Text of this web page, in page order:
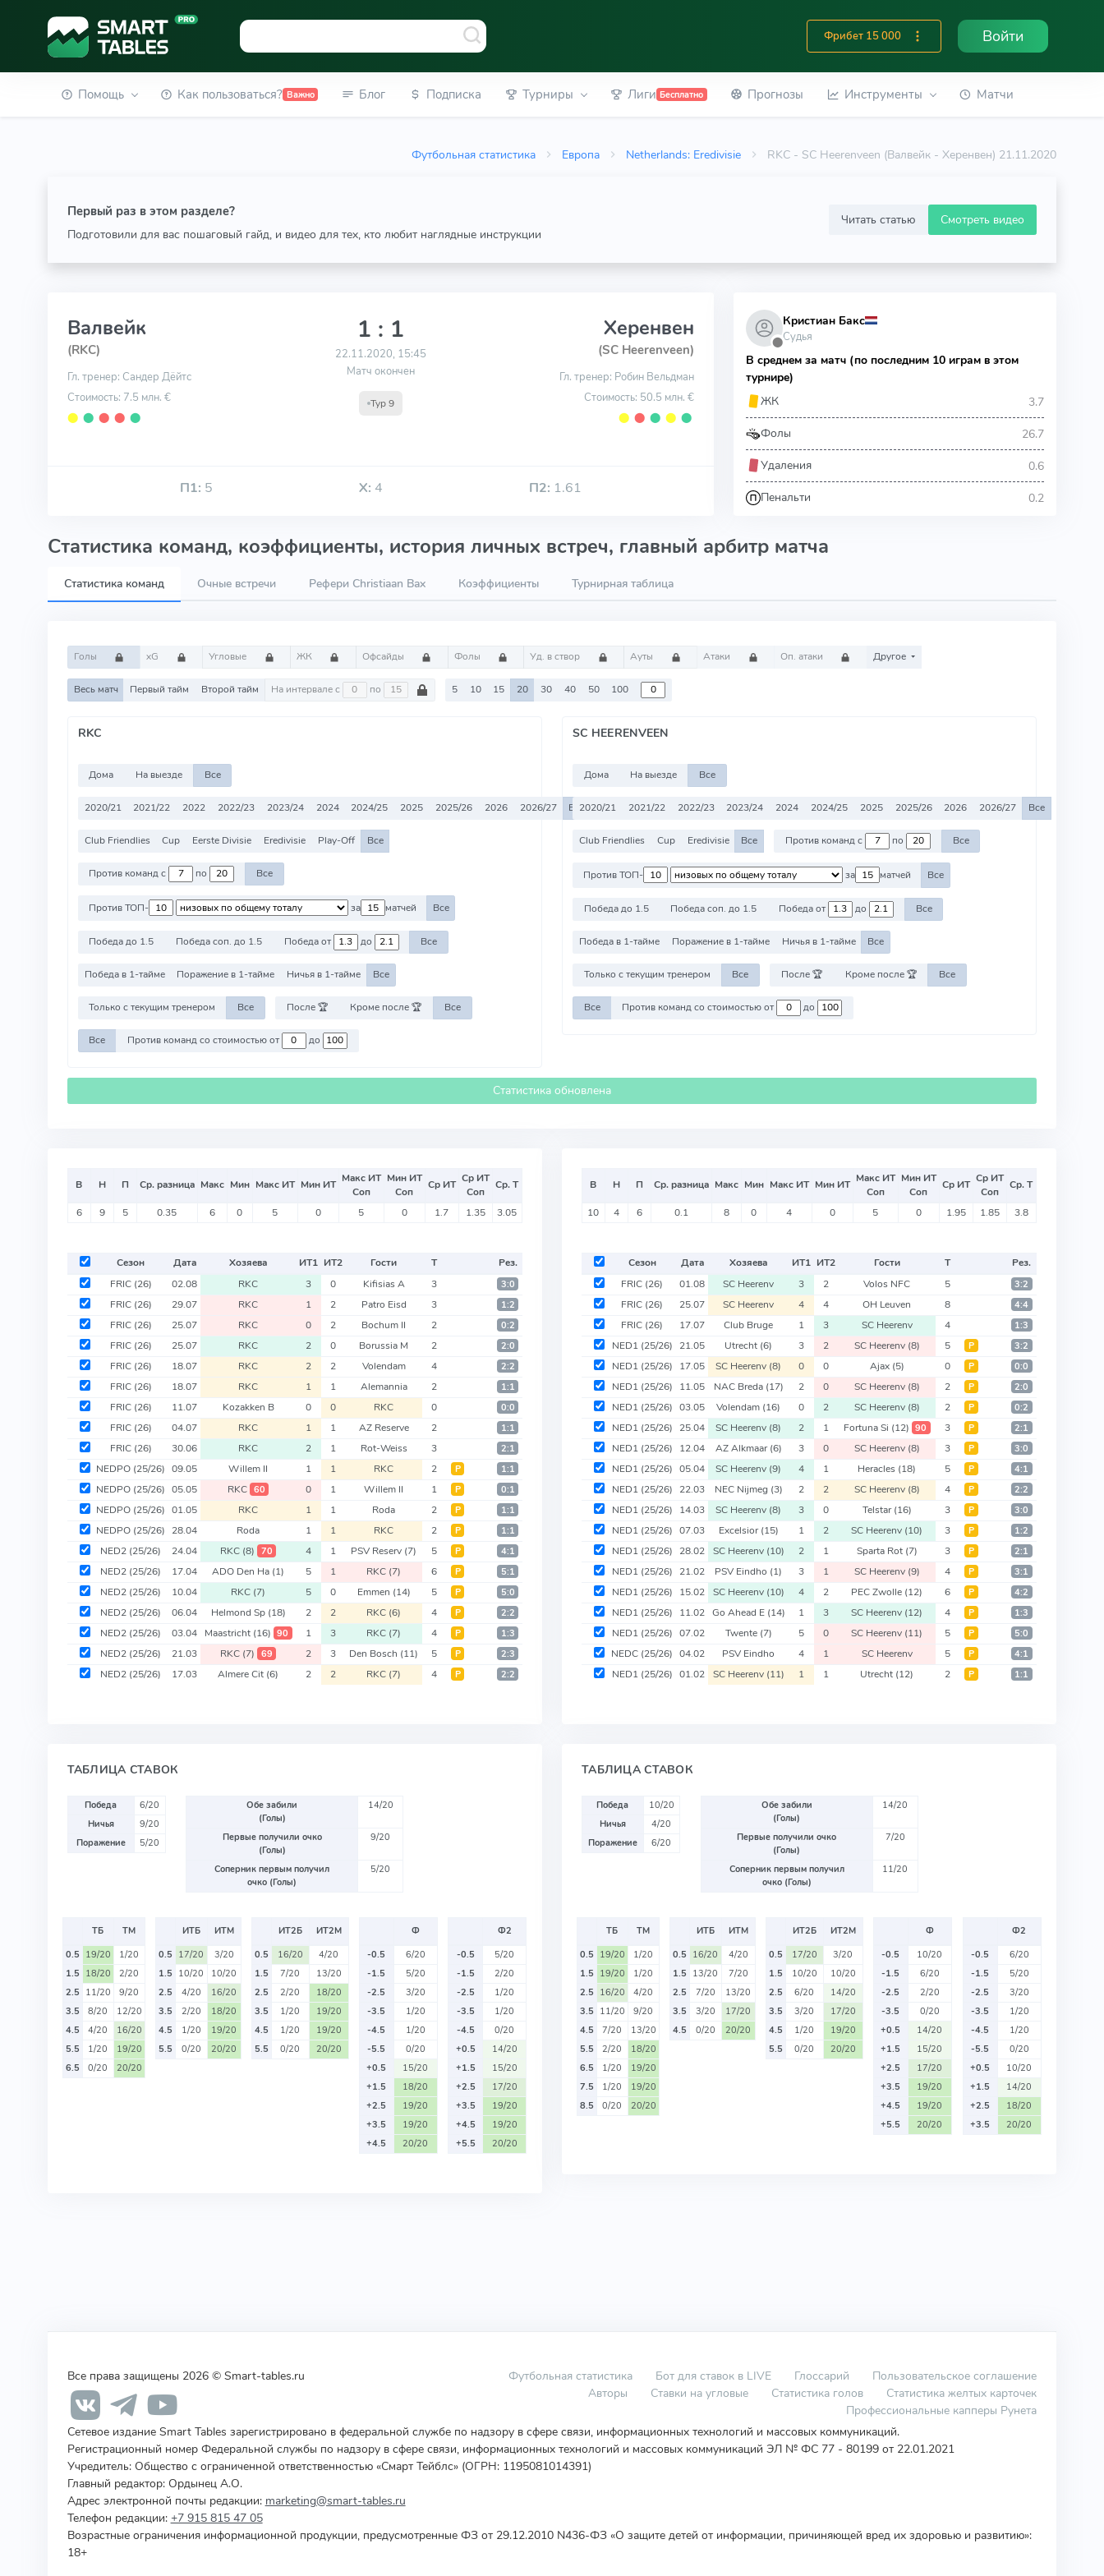
Фрибет 15 000 Войти
Помощь Как пользоваться? Важно Блог Подписка Турниры Лиги Бесплатно Прогнозы Инструменты Матчи
Футбольная статистика Европа Netherlands: Eredivisie RKC - SC Heerenveen (Валвейк - Херенвен) 21.11.2020
Первый раз в этом разделе?
Подготовили для вас пошаговый гайд, и видео для тех, кто любит наглядные инструкции
Читать статью Смотреть видео
Валвейк
(RKC)
Гл. тренер: Сандер Дёйтс
Стоимость: 7.5 млн. €
⬤ ⬤ ⬤ ⬤ ⬤
1 : 1
22.11.2020, 15:45
Матч окончен
Тур 9
Херенвен
(SC Heerenveen)
Гл. тренер: Робин Вельдман
Стоимость: 50.5 млн. €
⬤ ⬤ ⬤ ⬤ ⬤
П1: 5 Х: 4 П2: 1.61
⬤
Кристиан Бакс
Судья
В среднем за матч (по последним 10 играм в этом
турнире)
ЖК
3.7
Фолы 26.7
Удаления 0.6
Пенальти 0.2
Статистика команд, коэффициенты, история личных встреч, главный арбитр матча
Статистика команд Очные встречи Рефери Christiaan Bax Коэффициенты Турнирная таблица
Голы xG Угловые ЖК Офсайды Фолы Уд. в створ Ауты Атаки Оп. атаки Другое
Весь матч Первый тайм Второй тайм На интервале с по 5 10 15 20 30 40 50 100
RKC
Дома На выезде Все
2020/21 2021/22 2022 2022/23 2023/24 2024 2024/25 2025 2025/26 2026 2026/27 Все
Club Friendlies Cup Eerste Divisie Eredivisie Play-Off Все
Против команд с по Все
Против ТОП- за матчей Все
Победа до 1.5 Победа соп. до 1.5 Победа от до Все
Победа в 1-тайме Поражение в 1-тайме Ничья в 1-тайме Все
Только с текущим тренером Все После 🏆 Кроме после 🏆 Все
Все Против команд со стоимостью от до
SC HEERENVEEN
Дома На выезде Все
2020/21 2021/22 2022/23 2023/24 2024 2024/25 2025 2025/26 2026 2026/27 Все
Club Friendlies Cup Eredivisie Все Против команд с по Все
Против ТОП- за матчей Все
Победа до 1.5 Победа соп. до 1.5 Победа от до Все
Победа в 1-тайме Поражение в 1-тайме Ничья в 1-тайме Все
Только с текущим тренером Все После 🏆 Кроме после 🏆 Все
Все Против команд со стоимостью от до
Статистика обновлена
В Н П Ср. разница Макс Мин Макс ИТ Мин ИТ Макс ИТ
Соп
Мин ИТ
Соп
Ср ИТ Ср ИТ
Соп
Ср. Т
6 9 5 0.35 6 0 5 0 5 0 1.7 1.35 3.05
Сезон Дата Хозяева ИТ1 ИТ2 Гости Т
Рез.
FRIC (26) 02.08 RKC 3 0 Kifisias A 3 3:0
FRIC (26) 29.07 RKC 1 2 Patro Eisd 3 1:2
FRIC (26) 25.07 RKC 0 2 Bochum II 2 0:2
FRIC (26) 25.07 RKC 2 0 Borussia M 2 2:0
FRIC (26) 18.07 RKC 2 2 Volendam 4 2:2
FRIC (26) 18.07 RKC 1 1 Alemannia 2 1:1
FRIC (26) 11.07 Kozakken B 0 0 RKC 0 0:0
FRIC (26) 04.07 RKC 1 1 AZ Reserve 2 1:1
FRIC (26) 30.06 RKC 2 1 Rot-Weiss 3 2:1
NEDPO (25/26) 09.05 Willem II 1 1 RKC 2 Р 1:1
NEDPO (25/26) 05.05 RKC 60 0 1 Willem II 1 Р 0:1
NEDPO (25/26) 01.05 RKC 1 1 Roda 2 Р 1:1
NEDPO (25/26) 28.04 Roda 1 1 RKC 2 Р 1:1
NED2 (25/26) 24.04 RKC (8) 70 4 1 PSV Reserv (7) 5 Р 4:1
NED2 (25/26) 17.04 ADO Den Ha (1) 5 1 RKC (7) 6 Р 5:1
NED2 (25/26) 10.04 RKC (7) 5 0 Emmen (14) 5 Р 5:0
NED2 (25/26) 06.04 Helmond Sp (18) 2 2 RKC (6) 4 Р 2:2
NED2 (25/26) 03.04 Maastricht (16) 90 1 3 RKC (7) 4 Р 1:3
NED2 (25/26) 21.03 RKC (7) 69 2 3 Den Bosch (11) 5 Р 2:3
NED2 (25/26) 17.03 Almere Cit (6) 2 2 RKC (7) 4 Р 2:2
ТАБЛИЦА СТАВОК
Победа
6/20
Ничья
9/20
Поражение
5/20
Обе забили
(Голы)
14/20
Первые получили очко
(Голы)
9/20
Соперник первым получил
очко (Голы)
5/20
ТБ
ТМ
0.5 19/20
1/20
1.5 18/20
2/20
2.5 11/20
9/20
3.5
8/20
12/20
4.5
4/20
16/20
5.5
1/20
19/20
6.5
0/20 20/20
ИТБ
ИТМ
0.5 17/20
3/20
1.5 10/20
10/20
2.5
4/20
16/20
3.5
2/20
18/20
4.5
1/20
19/20
5.5
0/20 20/20
ИТ2Б
ИТ2М
0.5
16/20
4/20
1.5
7/20
13/20
2.5
2/20
18/20
3.5
1/20
19/20
4.5
1/20
19/20
5.5
0/20 20/20
Ф
-0.5
6/20
-1.5
5/20
-2.5
3/20
-3.5
1/20
-4.5
1/20
-5.5
0/20
+0.5
15/20
+1.5
18/20
+2.5
19/20
+3.5
19/20
+4.5
20/20
Ф2
-0.5
5/20
-1.5
2/20
-2.5
1/20
-3.5
1/20
-4.5
0/20
+0.5
14/20
+1.5
15/20
+2.5
17/20
+3.5
19/20
+4.5
19/20
+5.5
20/20
В Н П Ср. разница Макс Мин Макс ИТ Мин ИТ Макс ИТ
Соп
Мин ИТ
Соп
Ср ИТ Ср ИТ
Соп
Ср. Т
10 4 6 0.1 8 0 4 0 5 0 1.95 1.85 3.8
Сезон Дата Хозяева ИТ1 ИТ2 Гости Т
Рез.
FRIC (26) 01.08 SC Heerenv 3 2 Volos NFC 5 3:2
FRIC (26) 25.07 SC Heerenv 4 4 OH Leuven 8 4:4
FRIC (26) 17.07 Club Bruge 1 3 SC Heerenv 4 1:3
NED1 (25/26) 21.05 Utrecht (6) 3 2 SC Heerenv (8) 5 Р 3:2
NED1 (25/26) 17.05 SC Heerenv (8) 0 0 Ajax (5) 0 Р 0:0
NED1 (25/26) 11.05 NAC Breda (17) 2 0 SC Heerenv (8) 2 Р 2:0
NED1 (25/26) 03.05 Volendam (16) 0 2 SC Heerenv (8) 2 Р 0:2
NED1 (25/26) 25.04 SC Heerenv (8) 2 1 Fortuna Si (12) 90 3 Р 2:1
NED1 (25/26) 12.04 AZ Alkmaar(6) 3 0 SC Heerenv (8) 3 Р 3:0
NED1 (25/26) 05.04 SC Heerenv (9) 4 1 Heracles (18) 5 Р 4:1
NED1 (25/26) 22.03 NEC Nijmeg (3) 2 2 SC Heerenv (8) 4 Р 2:2
NED1 (25/26) 14.03 SC Heerenv (8) 3 0 Telstar(16) 3 Р 3:0
NED1 (25/26) 07.03 Excelsior(15) 1 2 SC Heerenv (10) 3 Р 1:2
NED1 (25/26) 28.02 SC Heerenv (10) 2 1 Sparta Rot (7) 3 Р 2:1
NED1 (25/26) 21.02 PSV Eindho (1) 3 1 SC Heerenv (9) 4 Р 3:1
NED1 (25/26) 15.02 SC Heerenv (10) 4 2 PEC Zwolle (12) 6 Р 4:2
NED1 (25/26) 11.02 Go Ahead E (14) 1 3 SC Heerenv (12) 4 Р 1:3
NED1 (25/26) 07.02 Twente (7) 5 0 SC Heerenv (11) 5 Р 5:0
NEDC (25/26) 04.02 PSV Eindho 4 1 SC Heerenv 5 Р 4:1
NED1 (25/26) 01.02 SC Heerenv (11) 1 1 Utrecht (12) 2 Р 1:1
ТАБЛИЦА СТАВОК
Победа
10/20
Ничья
4/20
Поражение
6/20
Обе забили
(Голы)
14/20
Первые получили очко
(Голы)
7/20
Соперник первым получил
очко (Голы)
11/20
ТБ
ТМ
0.5 19/20
1/20
1.5 19/20
1/20
2.5 16/20
4/20
3.5 11/20
9/20
4.5
7/20
13/20
5.5
2/20
18/20
6.5
1/20
19/20
7.5
1/20
19/20
8.5
0/20 20/20
ИТБ
ИТМ
0.5 16/20
4/20
1.5 13/20
7/20
2.5
7/20
13/20
3.5
3/20
17/20
4.5
0/20 20/20
ИТ2Б
ИТ2М
0.5
17/20
3/20
1.5
10/20
10/20
2.5
6/20
14/20
3.5
3/20
17/20
4.5
1/20
19/20
5.5
0/20 20/20
Ф
-0.5
10/20
-1.5
6/20
-2.5
2/20
-3.5
0/20
+0.5
14/20
+1.5
15/20
+2.5
17/20
+3.5
19/20
+4.5
19/20
+5.5
20/20
Ф2
-0.5
6/20
-1.5
5/20
-2.5
3/20
-3.5
1/20
-4.5
1/20
-5.5
0/20
+0.5
10/20
+1.5
14/20
+2.5
18/20
+3.5
20/20
Все права защищены 2026 © Smart-tables.ru Футбольная статистика Бот для ставок в LIVE Глоссарий
Пользовательское соглашение
Авторы
Ставки на угловые Статистика голов
Статистика желтых карточек
Профессиональные капперы Рунета
Сетевое издание Smart Tables зарегистрировано в федеральной службе по надзору в сфере связи, информационных технологий и массовых коммуникаций.
Регистрационный номер Федеральной службы по надзору в сфере связи, информационных технологий и массовых коммуникаций ЭЛ № ФС 77 - 80199 от 22.01.2021
Учредитель: Общество с ограниченной ответственностью «Смарт Тейблс» (ОГРН: 1195081014391)
Главный редактор: Ордынец А.О.
Адрес электронной почты редакции: marketing@smart-tables.ru
Телефон редакции: +7 915 815 47 05
Возрастные ограничения информационной продукции, предусмотренные ФЗ от 29.12.2010 N436-ФЗ «О защите детей от информации, причиняющей вред их здоровью и развитию»:
18+